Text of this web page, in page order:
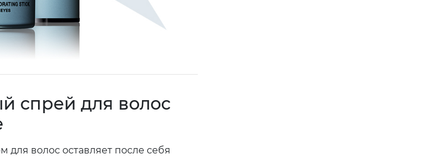
спрей для волос
волос оставляет после себя